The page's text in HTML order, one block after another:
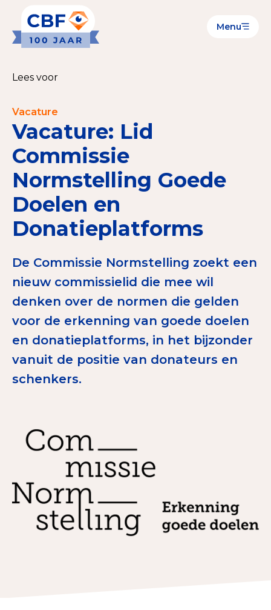
Menu
Goede Doelen
CBF-Erkenning aanvragen
Tarieven CBF-Erkenning
Publiek
Veilig geven met het CBF-keurmerk
Check het CBF-keurmerk van een goed doel
Download de Geef Gerust Checklist
Tips bij doneren: zo geef je veilig
Data & Onderzoek
Betrouwbare data over goede doelen
CBF-publicaties
Contact & Signalen
Check keurmerk goede doelen
Lees voor
Vacature
Vacature: Lid
Commissie
Normstelling Goede
Doelen en
Donatieplatforms
De Commissie Normstelling zoekt een
nieuw commissielid die mee wil
denken over de normen die gelden
voor de erkenning van goede doelen
en donatieplatforms, in het bijzonder
vanuit de positie van donateurs en
schenkers.